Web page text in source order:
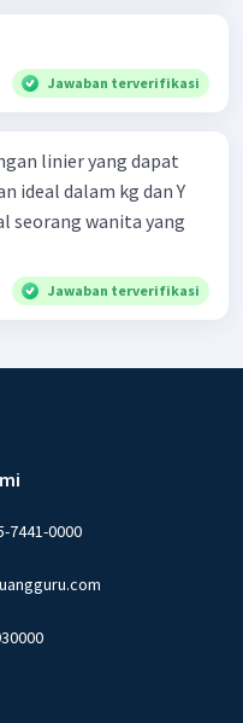
Jawaban terverifikasi
linier yang dapat
ideal dalam kg dan Y
seorang wanita yang
Jawaban terverifikasi
7441-0000